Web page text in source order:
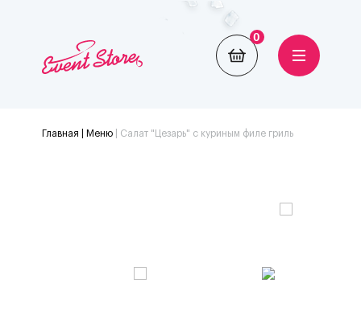
0
Главная | Меню| Салат "Цезарь" с куриным филе гриль